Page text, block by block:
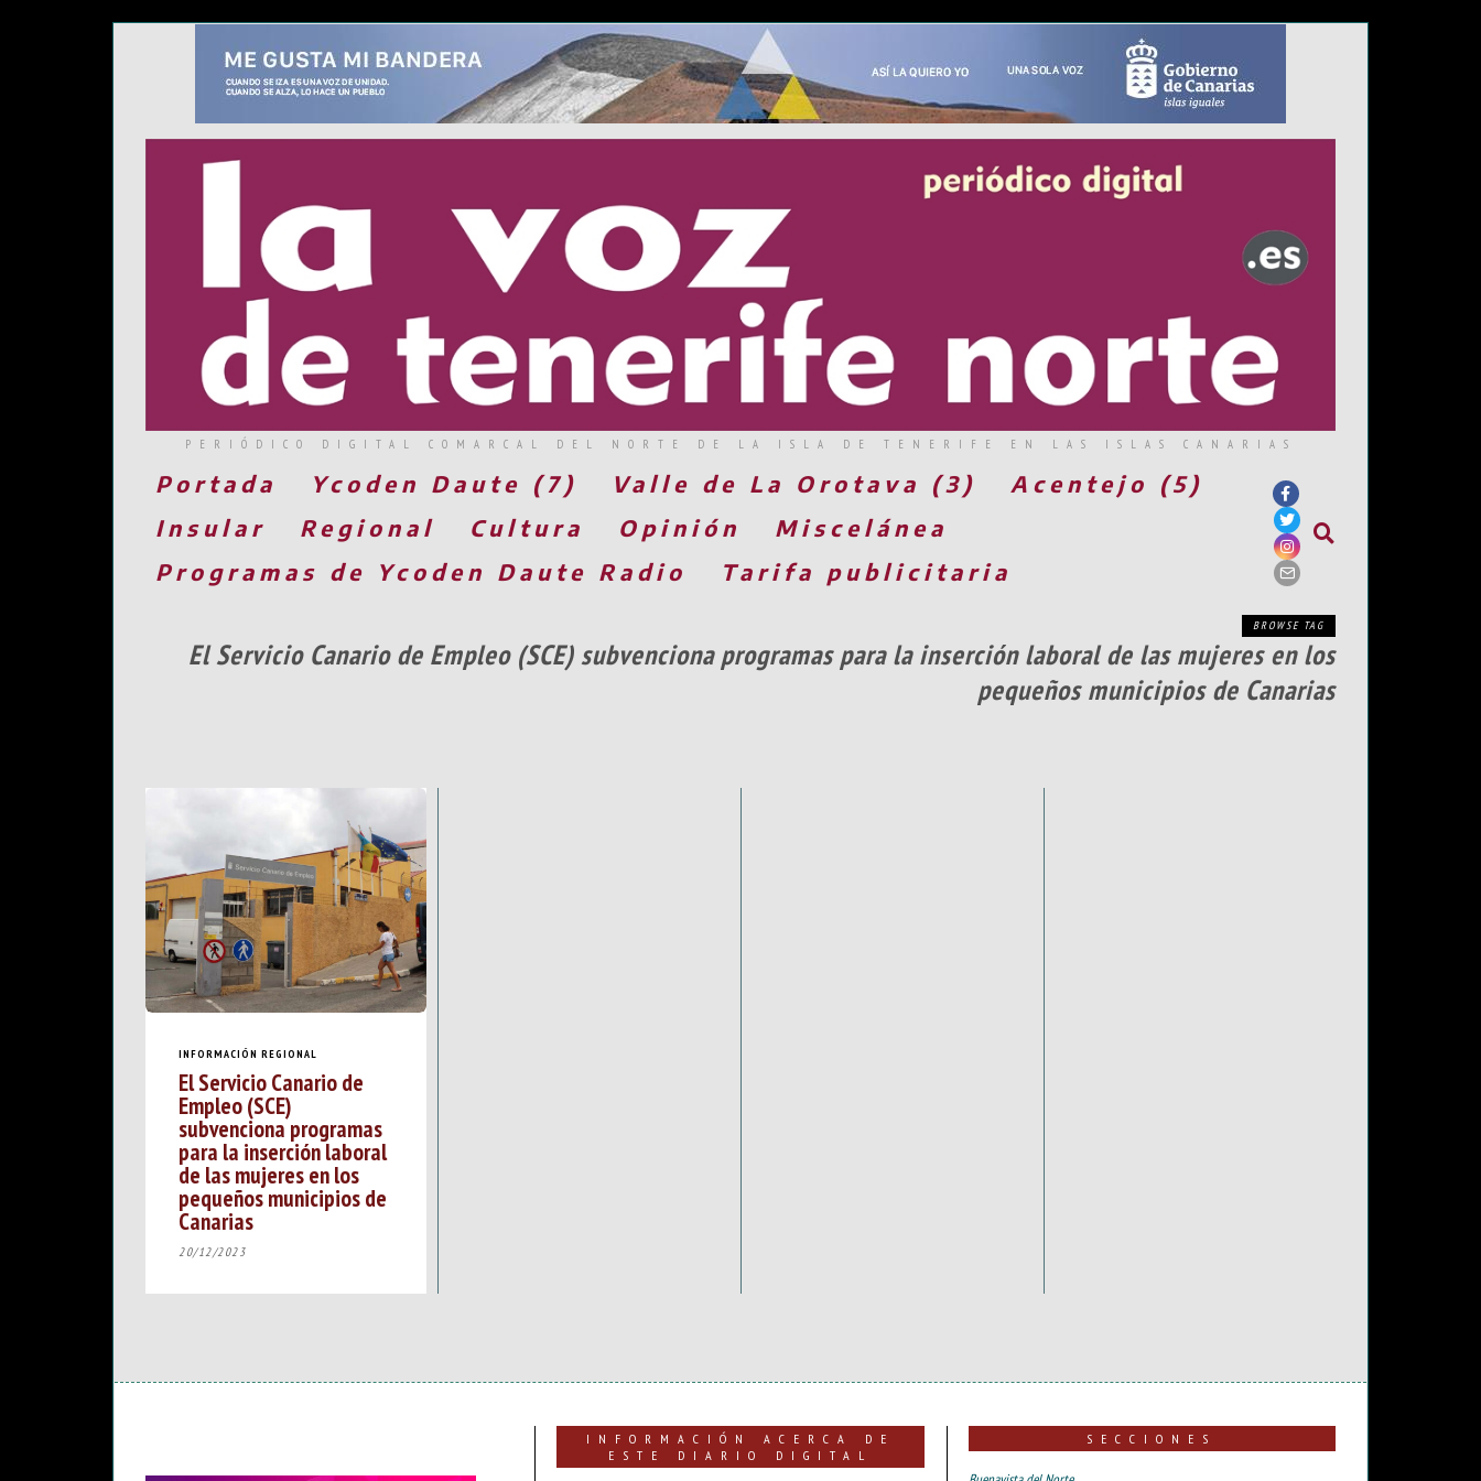
PERIÓDICO DIGITAL COMARCAL DEL NORTE DE LA ISLA DE TENERIFE EN LAS ISLAS CANARIAS
Portada Ycoden Daute (7) Valle de La Orotava (3)
Acentejo (5)
Insular
Regional Cultura Opinión
Miscelánea
Programas de Ycoden Daute Radio
Tarifa publicitaria
BROWSE TAG
El Servicio Canario de Empleo (SCE) subvenciona programas para la inserción laboral de las mujeres en los
pequeños municipios de Canarias
INFORMACIÓN REGIONAL
El Servicio Canario de
Empleo (SCE)
subvenciona programas
para la inserción laboral
de las mujeres en los
pequeños municipios de
Canarias
20/12/2023
INFORMACIÓN ACERCA DE
ESTE DIARIO DIGITAL
SECCIONES